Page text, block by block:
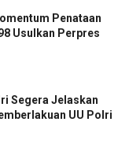
Penataan
Usulkan Perpres
Segera Jelaskan
UU Polri